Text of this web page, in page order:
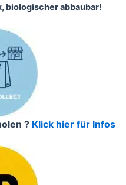
biologischer abbaubar!
? Klick hier für Infos